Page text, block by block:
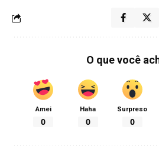
O que você
Amei
0
Haha
0
Surpreso
0